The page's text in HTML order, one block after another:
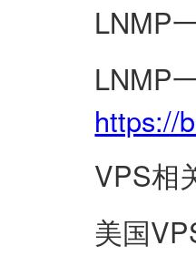
LNMP
LNMP
https://
VPS相
美国